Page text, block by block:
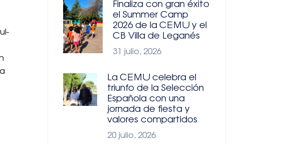
Finaliza con gran éxito
el Summer Camp
2026 de la CEMU y el
CB Villa de Leganés
31 julio, 2026
La CEMU celebra el
triunfo de la Selección
Española con una
jornada de fiesta y
valores compartidos
20 julio, 2026